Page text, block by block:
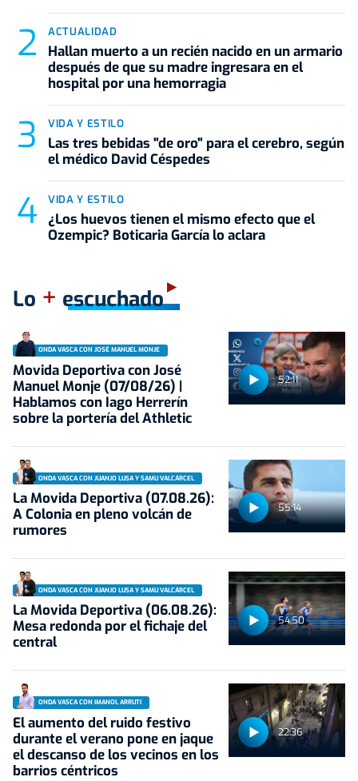
ACTUALIDAD
Hallan muerto a un recién nacido en un armario
después de que su madre ingresara en el
hospital por una hemorragia
VIDA Y ESTILO
Las tres bebidas "de oro" para el cerebro, según
el médico David Céspedes
VIDA Y ESTILO
¿Los huevos tienen el mismo efecto que el
Ozempic? Boticaria García lo aclara
Lo + escuchado
52:11
ONDA VASCA CON JOSÉ MANUEL MONJE
Movida Deportiva con José
Manuel Monje (07/08/26) |
Hablamos con Iago Herrerín
sobre la portería del Athletic
55:14
ONDA VASCA CON JUANJO LUSA Y SAMU VALCÁRCEL
La Movida Deportiva (07.08.26):
A Colonia en pleno volcán de
rumores
54:50
ONDA VASCA CON JUANJO LUSA Y SAMU VALCÁRCEL
La Movida Deportiva (06.08.26):
Mesa redonda por el fichaje del
central
22:36
ONDA VASCA CON IMANOL ARRUTI
El aumento del ruido festivo
durante el verano pone en jaque
el descanso de los vecinos en los
barrios céntricos